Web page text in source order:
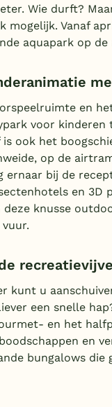
Wie durft?
mogelijk. Vanaf
aquapark op
en
voor
ook het
op de
bij de
en
knusse
kunt u
een snelle
en het
en
bungalows die